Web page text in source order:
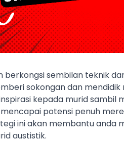
berkongsi sembilan teknik
sokongan dan
kepada murid
potensi penuh
ini akan membantu anda
austistik.